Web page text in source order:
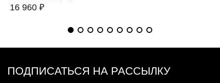
16 960 ₽
ПОДПИСАТЬСЯ НА РАССЫЛКУ